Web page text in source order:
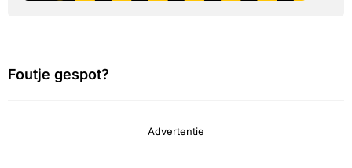
Foutje gespot?
Advertentie